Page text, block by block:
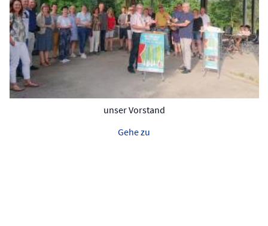
unser Vorstand
Gehe zu